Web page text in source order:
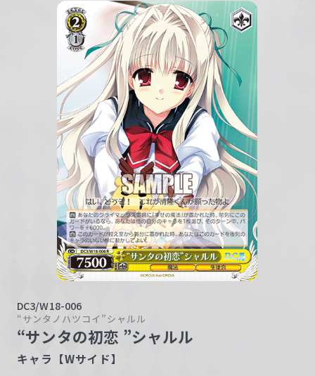
DC3/W18-006
“サンタノハツコイ”シャルル
“サンタの初恋 ”シャルル
キャラ【Wサイド】